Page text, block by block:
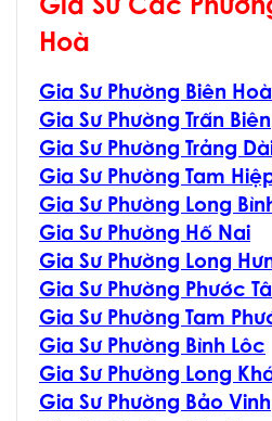
Gia Sư Các
Hoà
Gia Sư Phường Biên Hoà
Gia Sư Phường Trấn Biên
Gia Sư Phường Trảng
Gia Sư Phường Tam
Gia Sư Phường Long
Gia Sư Phường Hố Nai
Gia Sư Phường Long
Gia Sư Phường Phước
Gia Sư Phường Tam
Gia Sư Phường Bình Lôc
Gia Sư Phường Long
Gia Sư Phường Bảo Vinh